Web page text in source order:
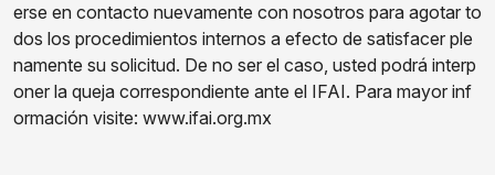
erse en contacto nuevamente con nosotros para agotar to
dos los procedimientos internos a efecto de satisfacer ple
namente su solicitud. De no ser el caso, usted podrá interp
oner la queja correspondiente ante el IFAI. Para mayor inf
ormación visite: www.ifai.org.mx